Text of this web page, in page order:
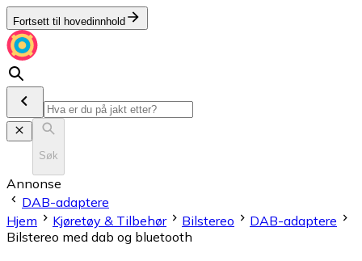
Fortsett til hovedinnhold
Søk
Annonse
DAB-adaptere
Hjem
Kjøretøy & Tilbehør Bilstereo
DAB-adaptere
Bilstereo med dab og bluetooth